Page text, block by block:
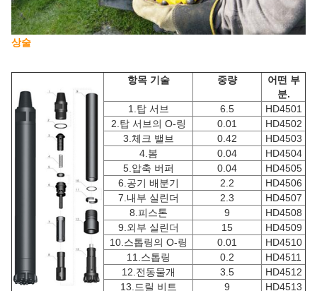
상술
항목 기술 중량
어떤 부
분.
1.탑 서브
6.5
HD4501
2.탑 서브의 O-링
0.01
HD4502
3.체크 밸브
0.42
HD4503
4.봄
0.04
HD4504
5.압축 버퍼
0.04
HD4505
6.공기 배분기
2.2
HD4506
7.내부 실린더
2.3
HD4507
8.피스톤
9
HD4508
9.외부 실린더
15
HD4509
10.스톱링의 O-링
0.01
HD4510
11.스톱링
0.2
HD4511
12.전동물개
3.5
HD4512
13.드릴 비트
9 HD4513